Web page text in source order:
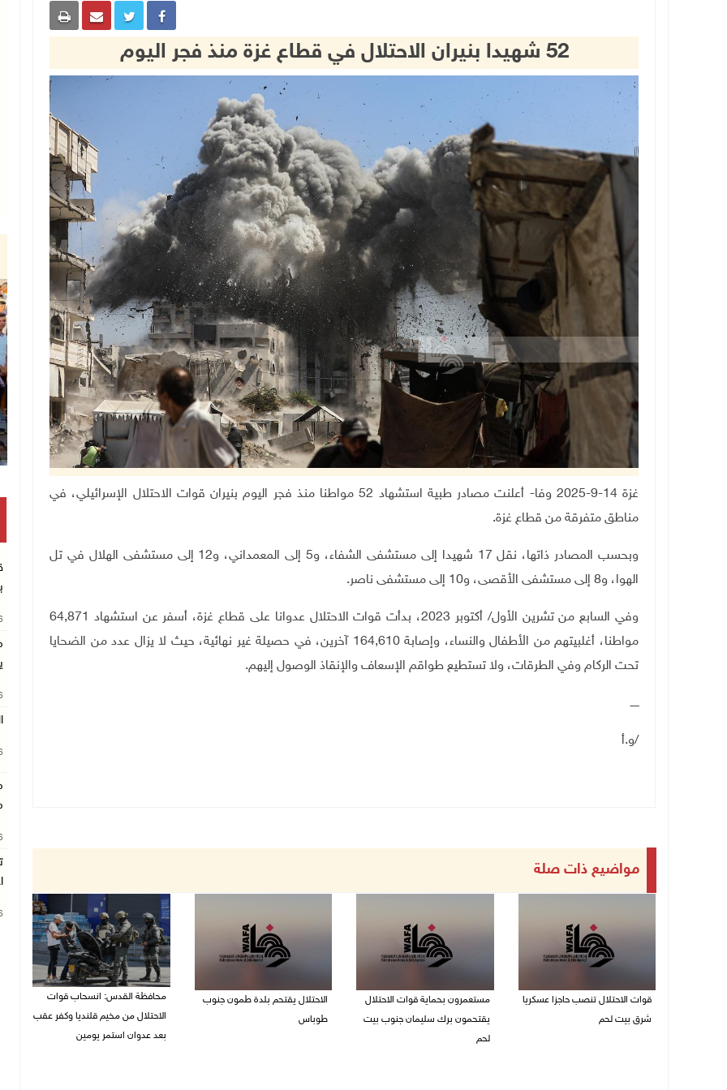
52 شهيدا بنيران الاحتلال في قطاع غزة منذ فجر اليوم
غزة 14-9-2025 وفا- أعلنت مصادر طبية استشهاد 52 مواطنا منذ فجر اليوم بنيران قوات الاحتلال الإسرائيلي، في
مناطق متفرقة من قطاع غزة.
وبحسب المصادر ذاتها، نقل 17 شهيدا إلى مستشفى الشفاء، و5 إلى المعمداني، و12 إلى مستشفى الهلال في تل
الهوا، و8 إلى مستشفى الأقصى، و10 إلى مستشفى ناصر
.
وفي السابع من تشرين الأول/ أكتوبر 2023، بدأت قوات الاحتلال عدوانا على قطاع غزة، أسفر عن استشهاد 64,871
مواطنا، أغلبيتهم من الأطفال والنساء، وإصابة 164,610 آخرين، في حصيلة غير نهائية، حيث لا يزال عدد من الضحايا
تحت الركام وفي الطرقات، ولا تستطيع طواقم الإسعاف والإنقاذ الوصول إليهم.
ـــــ
/و.أ
مواضيع ذات صلة
قوات الاحتلال تنصب حاجزا عسكريا
شرق بيت لحم
مستعمرون بحماية قوات الاحتلال
يقتحمون برك سليمان جنوب بيت
لحم
الاحتلال يقتحم بلدة طمون جنوب
طوباس
محافظة القدس: انسحاب قوات
الاحتلال من مخيم قلنديا وكفر عقب
بعد عدوان استمر يومين